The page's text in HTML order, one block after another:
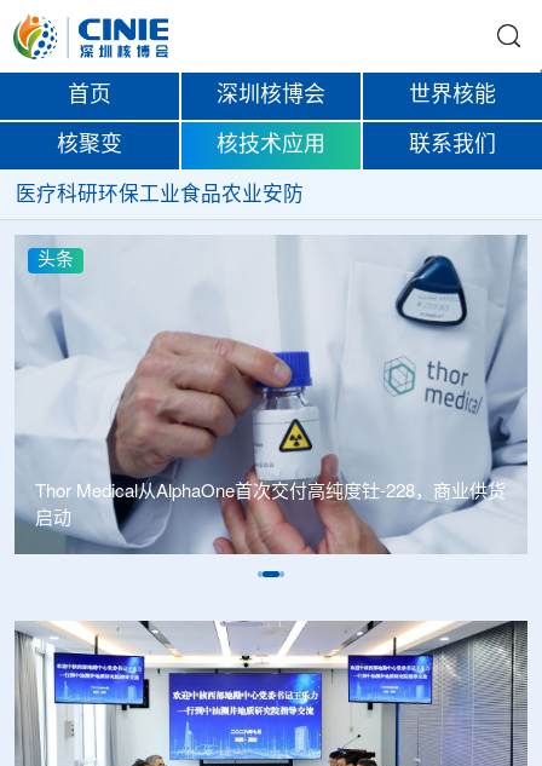
首页 深圳核博会 世界核能
核聚变 核技术应用 联系我们
医疗科研环保工业食品农业安防
头条
Thor Medical从AlphaOne首次交付高纯度钍-228，商业供货
启动